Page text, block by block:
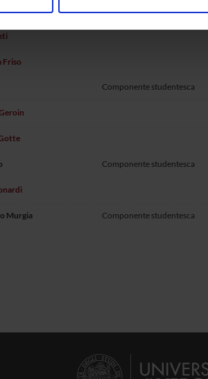
e social media, i quali potrebbero
dei loro servizi.
Friso
Componente studentesca
Componente studentesca
Murgia Componente studentesca